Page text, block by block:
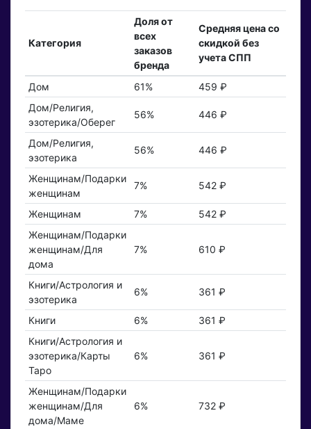
Категория
Доля от
всех
заказов
бренда
Средняя цена со
скидкой без
учета СПП
Дом 61%
459 ₽
Дом/Религия,
эзотерика/Оберег
56% 446 ₽
Дом/Религия,
эзотерика
56% 446 ₽
Женщинам/Подарки
женщинам
7% 542 ₽
Женщинам 7%
542 ₽
Женщинам/Подарки
женщинам/Для
дома
7% 610 ₽
Книги/Астрология и
эзотерика
6% 361 ₽
Книги 6%
361 ₽
Книги/Астрология и
эзотерика/Карты
Таро
6% 361 ₽
Женщинам/Подарки
женщинам/Для
дома/Маме
6% 732 ₽